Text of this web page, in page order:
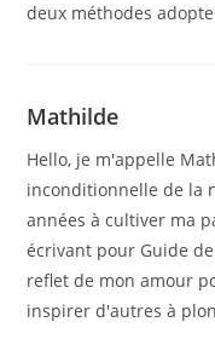
deux méthodes
Mathilde
Hello, je m'appelle
inconditionnelle de la
années à cultiver ma
écrivant pour Guide
reflet de mon amour
inspirer d'autres à